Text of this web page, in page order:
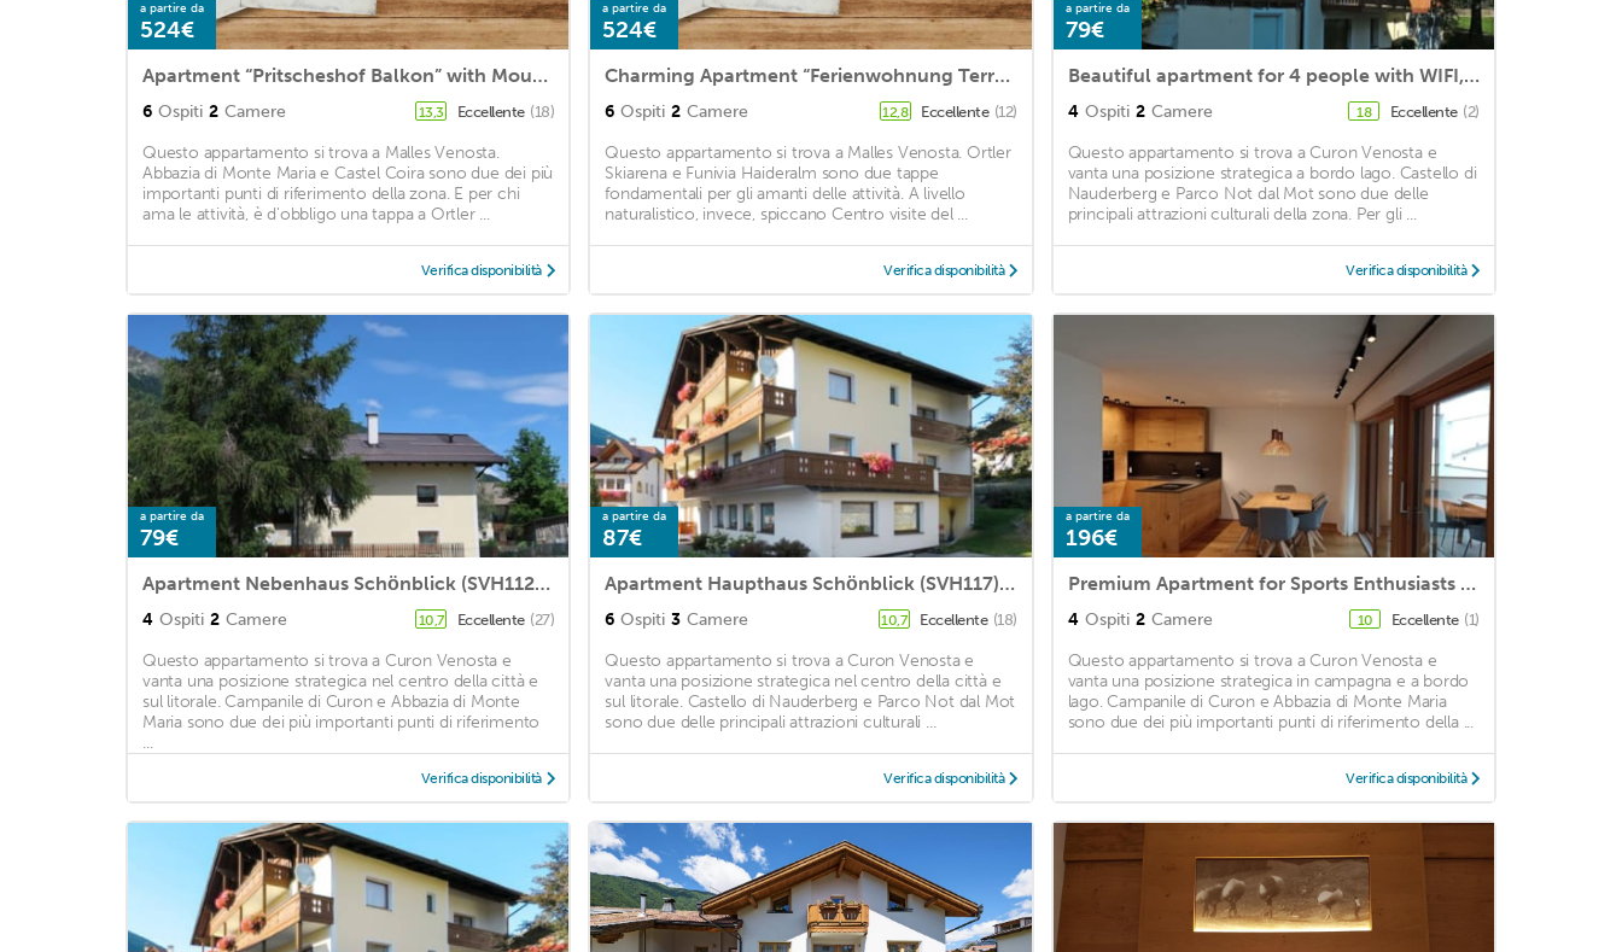
a partire da
524€
Apartment “Pritscheshof Balkon” with Mountain View, Balcony & Terrace
6 Ospiti 2 Camere 13,3 Eccellente (18)
Questo appartamento si trova a Malles Venosta.
Abbazia di Monte Maria e Castel Coira sono due dei più
importanti punti di riferimento della zona. E per chi
ama le attività, è d'obbligo una tappa a Ortler ...
Verifica disponibilità
a partire da
524€
Charming Apartment “Ferienwohnung Terrasse” with Mountain View & Terrace; Parking Available
6 Ospiti 2 Camere 12,8 Eccellente (12)
Questo appartamento si trova a Malles Venosta. Ortler
Skiarena e Funivia Haideralm sono due tappe
fondamentali per gli amanti delle attività. A livello
naturalistico, invece, spiccano Centro visite del ...
Verifica disponibilità
a partire da
79€
Beautiful apartment for 4 people with WIFI, TV, terrace, pets allowed and parking
4 Ospiti 2 Camere 18 Eccellente (2)
Questo appartamento si trova a Curon Venosta e
vanta una posizione strategica a bordo lago. Castello di
Nauderberg e Parco Not dal Mot sono due delle
principali attrazioni culturali della zona. Per gli ...
Verifica disponibilità
a partire da
79€
Apartment Nebenhaus Schönblick (SVH112) in St Valentin/San Valentino - 4 persons, 2 bedrooms
4 Ospiti 2 Camere 10,7 Eccellente (27)
Questo appartamento si trova a Curon Venosta e
vanta una posizione strategica nel centro della città e
sul litorale. Campanile di Curon e Abbazia di Monte
Maria sono due dei più importanti punti di riferimento
...
Verifica disponibilità
a partire da
87€
Apartment Haupthaus Schönblick (SVH117) in St Valentin/San Valentino - 6 persons, 3 bedrooms
6 Ospiti 3 Camere 10,7 Eccellente (18)
Questo appartamento si trova a Curon Venosta e
vanta una posizione strategica nel centro della città e
sul litorale. Castello di Nauderberg e Parco Not dal Mot
sono due delle principali attrazioni culturali ...
Verifica disponibilità
a partire da
196€
Premium Apartment for Sports Enthusiasts and Nature Lovers in South Tyrol
4 Ospiti 2 Camere 10 Eccellente (1)
Questo appartamento si trova a Curon Venosta e
vanta una posizione strategica in campagna e a bordo
lago. Campanile di Curon e Abbazia di Monte Maria
sono due dei più importanti punti di riferimento della ...
Verifica disponibilità